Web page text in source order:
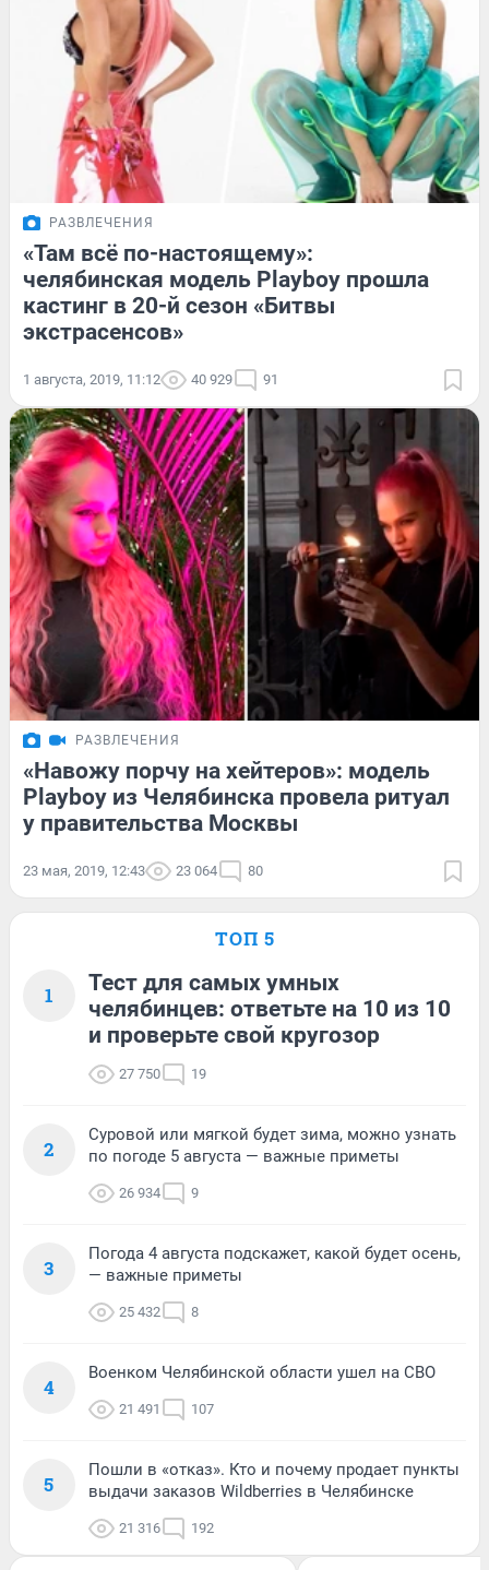
РАЗВЛЕЧЕНИЯ
«Там всё по-настоящему»:
челябинская модель Playboy прошла
кастинг в 20-й сезон «Битвы
экстрасенсов»
1 августа, 2019, 11:12 40 929 91
РАЗВЛЕЧЕНИЯ
«Навожу порчу на хейтеров»: модель
Playboy из Челябинска провела ритуал
у правительства Москвы
23 мая, 2019, 12:43 23 064 80
ТОП 5
1
Тест для самых умных
челябинцев: ответьте на 10 из 10
и проверьте свой кругозор
27 750 19
2
Суровой или мягкой будет зима, можно узнать
по погоде 5 августа — важные приметы
26 934 9
3
Погода 4 августа подскажет, какой будет осень,
— важные приметы
25 432 8
4
Военком Челябинской области ушел на СВО
21 491 107
5
Пошли в «отказ». Кто и почему продает пункты
выдачи заказов Wildberries в Челябинске
21 316 192